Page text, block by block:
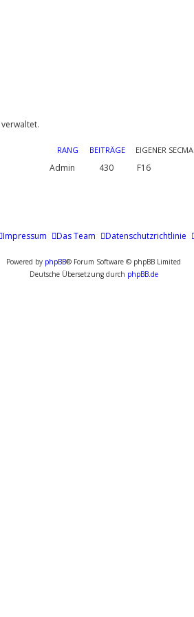
RANG BEITRÄGE EIGENER SECMA
Admin 430 F16
Datenschutzrichtlinie
Das Team
Impressum
Powered by phpBB® Forum Software © phpBB Limited
Deutsche Übersetzung durch phpBB.de